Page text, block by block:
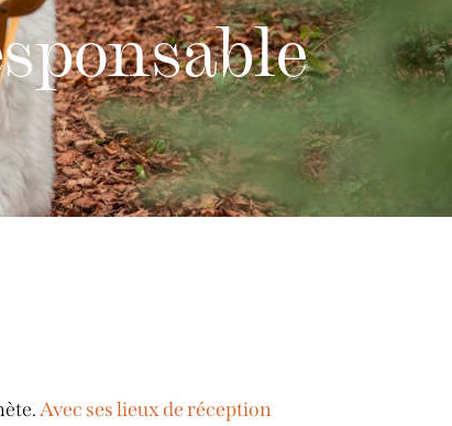
Avec ses lieux de réception